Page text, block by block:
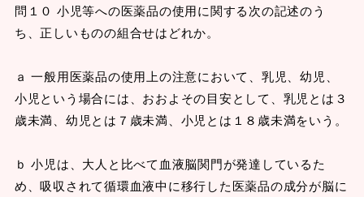
問１０ 小児等への医薬品の使用に関する次の記述のう
ち、正しいものの組合せはどれか。
ａ 一般用医薬品の使用上の注意において、乳児、幼児、
小児という場合には、おおよその目安として、乳児とは３
歳未満、幼児とは７歳未満、小児とは１８歳未満をいう。
ｂ 小児は、大人と比べて血液脳関門が発達しているた
め、吸収されて循環血液中に移行した医薬品の成分が脳に